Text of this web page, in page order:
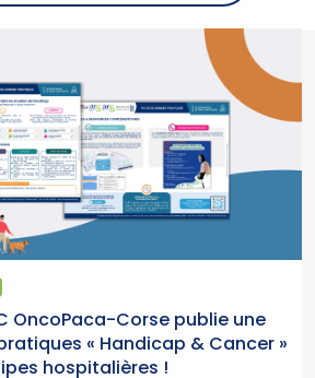
OncoPaca-Corse publie une
« Handicap & Cancer »
hospitalières !